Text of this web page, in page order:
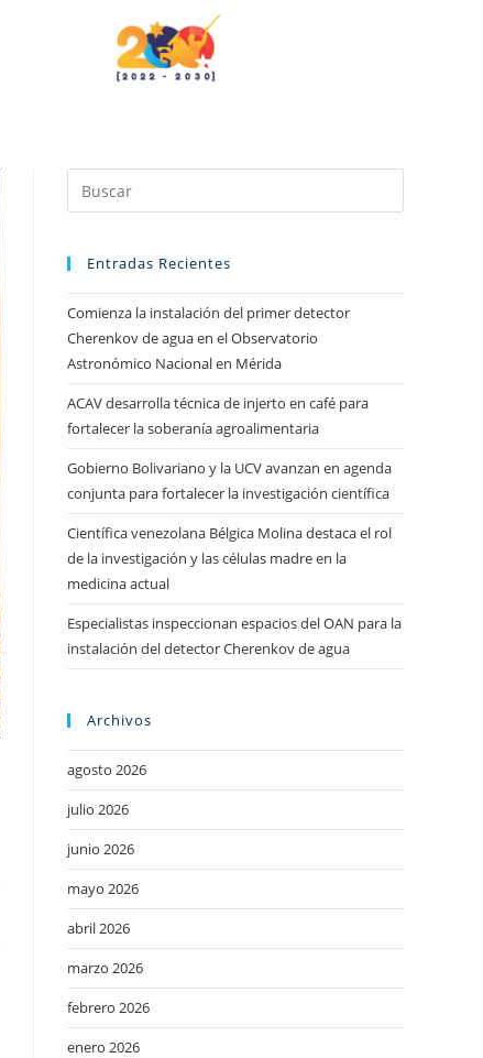
Entradas Recientes
Comienza la instalación del primer detector
Cherenkov de agua en el Observatorio
Astronómico Nacional en Mérida
ACAV desarrolla técnica de injerto en café para
fortalecer la soberanía agroalimentaria
Gobierno Bolivariano y la UCV avanzan en agenda
conjunta para fortalecer la investigación científica
Científica venezolana Bélgica Molina destaca el rol
de la investigación y las células madre en la
medicina actual
Especialistas inspeccionan espacios del OAN para la
instalación del detector Cherenkov de agua
Archivos
agosto 2026
julio 2026
junio 2026
mayo 2026
abril 2026
marzo 2026
febrero 2026
enero 2026